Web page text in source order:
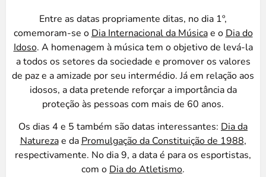
Entre as datas propriamente ditas, no dia 1º,
comemoram-se o Dia Internacional da Músicae o Dia do
Idoso. A homenagem à música tem o objetivo de levá-la
a todos os setores da sociedade e promover os valores
de paz e a amizade por seu intermédio. Já em relação aos
idosos, a data pretende reforçar a importância da
proteção às pessoas com mais de 60 anos.
Os dias 4 e 5 também são datas interessantes: Dia da
Naturezae daPromulgação da Constituição de 1988,
respectivamente. No dia 9, a data é para os esportistas,
com oDia do Atletismo.